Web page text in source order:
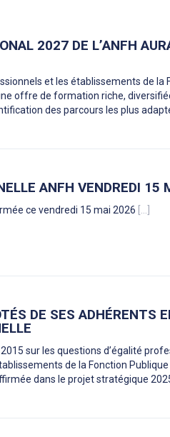
2027 DE L’ANFH
et les établissements de la
offre de formation riche,
des parcours les plus
ANFH VENDREDI 15
ce vendredi 15 mai 2026
DE SES ADHÉRENTS
sur les questions d’égalité
de la Fonction
dans le projet stratégique